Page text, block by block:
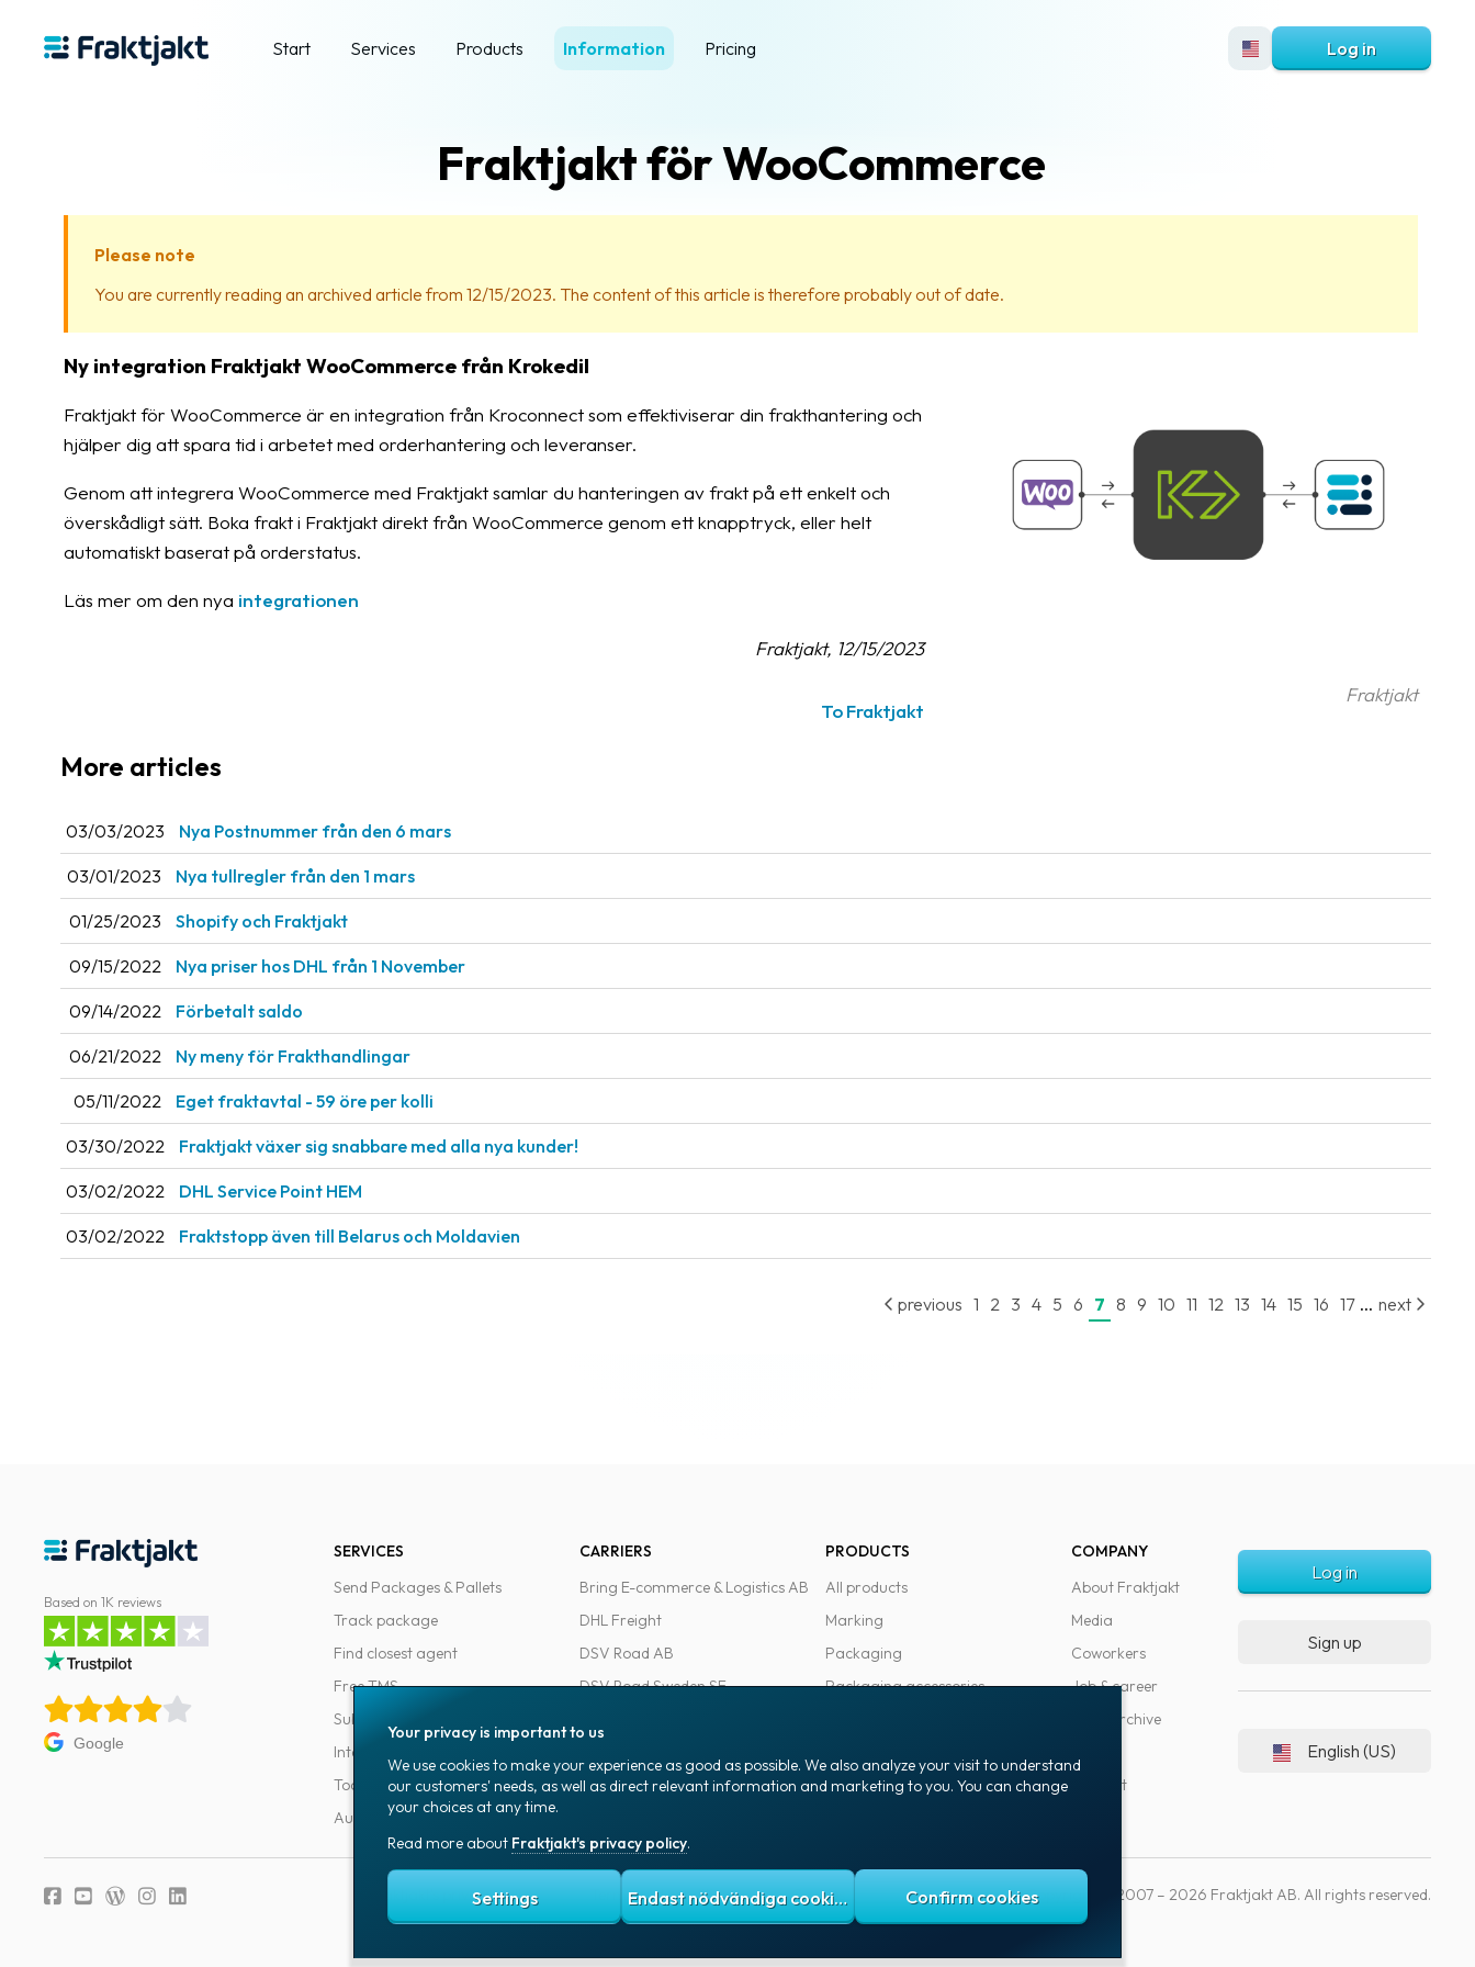
Start Services Products Information Pricing Log in
Fraktjakt för WooCommerce
Please note
You are currently reading an archived article from 12/15/2023. The content of this article is therefore probably out of date.
Fraktjakt
Ny integration Fraktjakt WooCommerce från Krokedil
Fraktjakt för WooCommerce är en integration från Kroconnect som effektiviserar din frakthantering och
hjälper dig att spara tid i arbetet med orderhantering och leveranser.
Genom att integrera WooCommerce med Fraktjakt samlar du hanteringen av frakt på ett enkelt och
överskådligt sätt. Boka frakt i Fraktjakt direkt från WooCommerce genom ett knapptryck, eller helt
automatiskt baserat på orderstatus.
Läs mer om den nya integrationen
Fraktjakt, 12/15/2023
To Fraktjakt
More articles
03/03/2023 Nya Postnummer från den 6 mars
03/01/2023 Nya tullregler från den 1 mars
01/25/2023 Shopify och Fraktjakt
09/15/2022 Nya priser hos DHL från 1 November
09/14/2022 Förbetalt saldo
06/21/2022 Ny meny för Frakthandlingar
05/11/2022 Eget fraktavtal - 59 öre per kolli
03/30/2022 Fraktjakt växer sig snabbare med alla nya kunder!
03/02/2022 DHL Service Point HEM
03/02/2022 Fraktstopp även till Belarus och Moldavien
previous 1 2 3 4 5 6 7 8 9 10 11 12 13 14 15 16 17 ... next
Based on 1K reviews
Google
SERVICES
Send Packages & Pallets
Track package
Find closest agent
Free TMS
Subscriptions
Integrations
Tools for developers
Automations
CARRIERS
Bring E-commerce & Logistics AB
DHL Freight
DSV Road AB
DSV Road Sweden SE
PostNord Sverige AB
PRODUCTS
All products
Marking
Packaging
Packaging accessories
COMPANY
About Fraktjakt
Media
Coworkers
Job & career
News archive
Support
Log in
Sign up
English (US)
Fraktjakt's privacy policy Terms and conditions Cookies Copyright © 2007 – 2026 Fraktjakt AB. All rights reserved.
Your privacy is important to us
We use cookies to make your experience as good as possible. We also analyze your visit to understand
our customers' needs, as well as direct relevant information and marketing to you. You can change
your choices at any time.
Read more about Fraktjakt's privacy policy.
Settings Endast nödvändiga cookies